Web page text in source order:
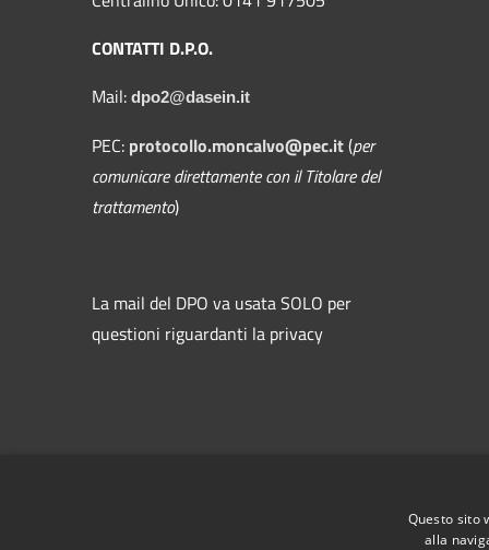
CONTATTI D.P.O.
Mail: dpo2@dasein.it
PEC: protocollo.moncalvo@pec.it(per
comunicare direttamente con il Titolare del
trattamento)
La mail del DPO va usata SOLO per
questioni riguardanti la privacy
Mappa
Questo sito
alla